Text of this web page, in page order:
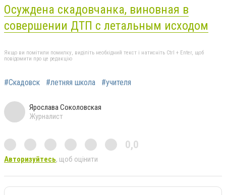
Осуждена скадовчанка, виновная в
совершении ДТП с летальным исходом
Якщо ви помітили помилку, виділіть необхідний текст і натисніть Ctrl + Enter, щоб
повідомити про це редакцію
#Скадовск #летняя школа #учителя
Ярослава Соколовская
Журналист
0,0
Авторизуйтесь, щоб оцінити